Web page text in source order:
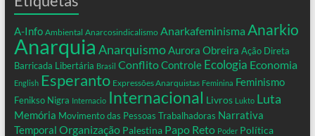
A-Info Ambiental Anarcosindicalismo Anarkafeminisma Anarkio
Anarquia AnarquismoAurora Obreira Ação Direta
Barricada Libertária Brasil ConflitoControle Ecologia Economia
English Esperanto Expressões Anarquistas Feminina Feminismo
Fenikso Nigra Internacio Internacional Livros Lukto Luta
Memória Movimento das Pessoas Trabalhadoras Narrativa
Temporal Organização Palestina Papo Reto Poder Política